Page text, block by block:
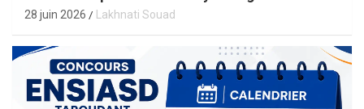
28 juin 2026 Lakhnati Souad